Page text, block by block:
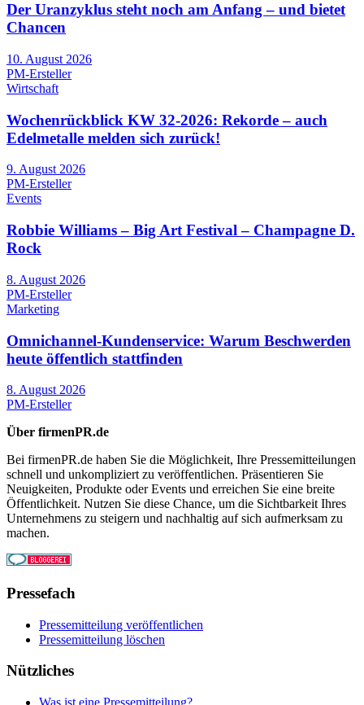
Der Uranzyklus steht noch am Anfang – und bietet
Chancen
10. August 2026
PM-Ersteller
Wirtschaft
Wochenrückblick KW 32-2026: Rekorde – auch
Edelmetalle melden sich zurück!
9. August 2026
PM-Ersteller
Events
Robbie Williams – Big Art Festival – Champagne D.
Rock
8. August 2026
PM-Ersteller
Marketing
Omnichannel-Kundenservice: Warum Beschwerden
heute öffentlich stattfinden
8. August 2026
PM-Ersteller
Über firmenPR.de
Bei firmenPR.de haben Sie die Möglichkeit, Ihre Pressemitteilungen
schnell und unkompliziert zu veröffentlichen. Präsentieren Sie
Neuigkeiten, Produkte oder Events und erreichen Sie eine breite
Öffentlichkeit. Nutzen Sie diese Chance, um die Sichtbarkeit Ihres
Unternehmens zu steigern und nachhaltig auf sich aufmerksam zu
machen.
Pressefach
Pressemitteilung veröffentlichen
Pressemitteilung löschen
Nützliches
Was ist eine Pressemitteilung?